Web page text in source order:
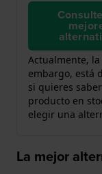
Actualmente,
embargo, está
si quieres
producto en
elegir una
La mejor